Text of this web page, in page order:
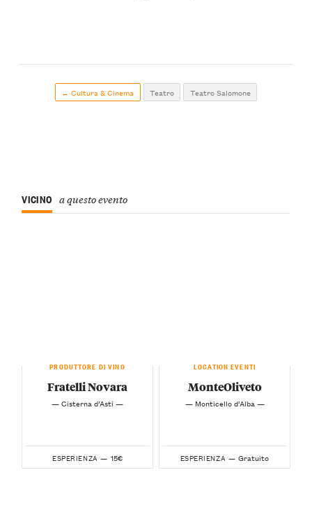
← Cultura & Cinema Teatro Teatro Salomone
VICINO a questo evento
PRODUTTORE DI VINO
Fratelli Novara
— Cisterna d’Asti —
ESPERIENZA — 15€
LOCATION EVENTI
MonteOliveto
— Monticello d’Alba —
ESPERIENZA — Gratuito